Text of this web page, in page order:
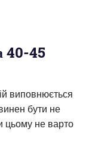
40-45
виповнюється
бути не
цьому не варто